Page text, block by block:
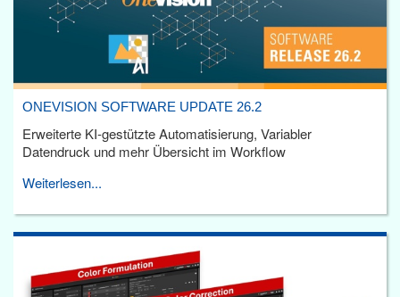
ONEVISION SOFTWARE UPDATE 26.2
Erweiterte KI-gestützte Automatisierung, Variabler
Datendruck und mehr Übersicht im Workflow
Weiterlesen...